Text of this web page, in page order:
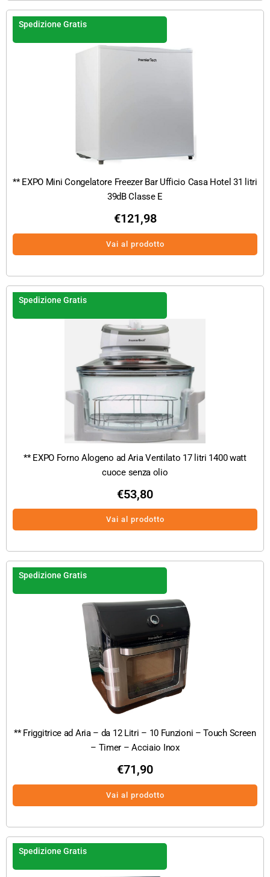
Spedizione Gratis
** EXPO Mini Congelatore Freezer Bar Ufficio Casa Hotel 31 litri
39dB Classe E
€121,98
Vai al prodotto
Spedizione Gratis
** EXPO Forno Alogeno ad Aria Ventilato 17 litri 1400 watt
cuoce senza olio
€53,80
Vai al prodotto
Spedizione Gratis
** Friggitrice ad Aria – da 12 Litri – 10 Funzioni – Touch Screen
– Timer – Acciaio Inox
€71,90
Vai al prodotto
Spedizione Gratis